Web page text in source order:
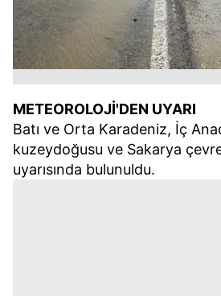
METEOROLOJİ'DEN UYARI
Batı ve Orta Karadeniz, İç
kuzeydoğusu ve Sakarya
uyarısında bulunuldu.